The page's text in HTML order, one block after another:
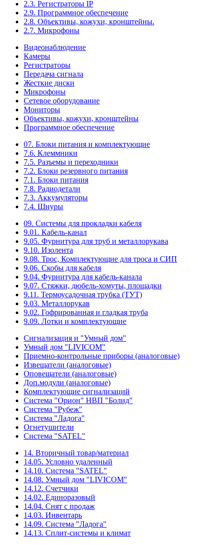
2.3. Регистраторы IP
2.9. Программное обеспечение
2.8. Объективы, кожухи, кронштейны.
2.7. Микрофоны
Видеонаблюдение
Камеры
Регистраторы
Передача сигнала
Жесткие диски
Микрофоны
Сетевое оборудование
Мониторы
Объективы, кожухи, кронштейны
Программное обеспечение
07. Блоки питания и комплектующие
7.6. Клеммники
7.5. Разъемы и переходники
7.2. Блоки резервного питания
7.1. Блоки питания
7.8. Радиодетали
7.3. Аккумуляторы
7.4. Шнуры
09. Системы для прокладки кабеля
9.01. Кабель-канал
9.05. Фурнитура для труб и металлорукава
9.10. Изолента
9.08. Трос, Комплектующие для троса и СИП
9.06. Скобы для кабеля
9.04. Фурнитура для кабель-канала
9.07. Стяжки, дюбель-хомуты, площадки
9.11. Термоусадочная трубка (ТУТ)
9.03. Металлорукав
9.02. Гофрированная и гладкая труба
9.09. Лотки и комплектующие
Сигнализация и "Умный дом"
Умный дом "LIVICOM"
Приемно-контрольные приборы (аналоговые)
Извещатели (аналоговые)
Оповещатели (аналоговые)
Доп.модули (аналоговые)
Комплектующие сигнализаций
Система "Орион" НВП "Болид"
Система "Рубеж"
Система "Ладога"
Огнетушители
Система "SATEL"
14. Вторичный товар/материал
14.05. Условно удаленный
14.10. Система "SATEL"
14.08. Умный дом "LIVICOM"
14.12. Счетчики
14.02. Единоразовый
14.04. Снят с продаж
14.03. Инвентарь
14.09. Система "Ладога"
14.13. Сплит-системы и климат